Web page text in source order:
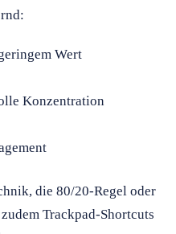
Wert
Konzentration
die 80/20-Regel oder
Trackpad-Shortcuts